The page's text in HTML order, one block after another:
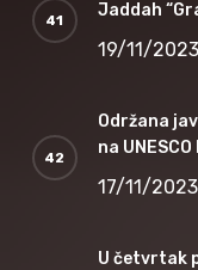
Jaddah
19/11/2023
Održana
na
17/11/2023
U četvrtak